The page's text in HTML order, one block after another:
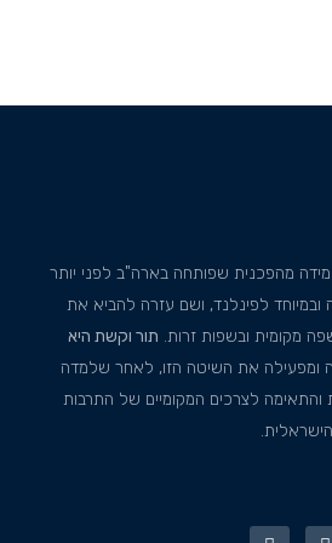
מהפכנית שפותחה בארה"ב לפני יותר
ובמיוחד לפינלנד, ושם עזרה להביא את
מקומית ובשפות זרות. תור וקשת היא
ומפעילה את השיטה הזו, לאחר שלמדה
והתאימה לצרכים המקומיים של התרבות
הישראלית.